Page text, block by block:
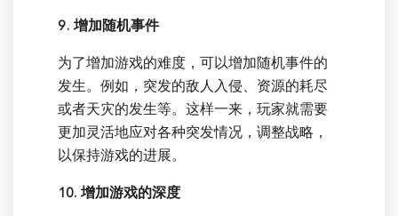
9. 增加随机事件
为了增加游戏的难度，可以增加随机事件的
发生。例如，突发的敌人入侵、资源的耗尽
或者天灾的发生等。这样一来，玩家就需要
更加灵活地应对各种突发情况，调整战略，
以保持游戏的进展。
10. 增加游戏的深度